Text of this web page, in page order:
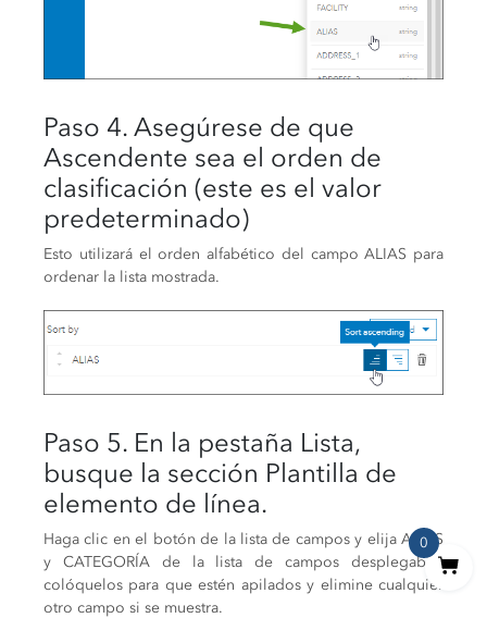
Paso 4. Asegúrese de que
Ascendente sea el orden de
clasificación (este es el valor
predeterminado)
Esto utilizará el orden alfabético del campo ALIAS para
ordenar la lista mostrada.
Paso 5. En la pestaña Lista,
busque la sección Plantilla de
elemento de línea.
Haga clic en el botón de la lista de campos y elija ALIAS
y CATEGORÍA de la lista de campos desplegable;
colóquelos para que estén apilados y elimine cualquier
otro campo si se muestra.
0